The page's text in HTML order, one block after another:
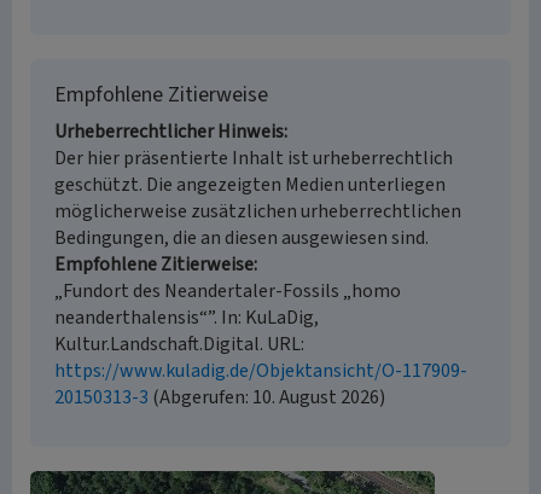
Empfohlene Zitierweise
Urheberrechtlicher Hinweis
Der hier präsentierte Inhalt ist urheberrechtlich
geschützt. Die angezeigten Medien unterliegen
möglicherweise zusätzlichen urheberrechtlichen
Bedingungen, die an diesen ausgewiesen sind.
Empfohlene Zitierweise
„Fundort des Neandertaler-Fossils „homo
neanderthalensis“”. In: KuLaDig,
Kultur.Landschaft.Digital. URL:
https://www.kuladig.de/Objektansicht/O-117909-
20150313-3 (Abgerufen: 10. August 2026)